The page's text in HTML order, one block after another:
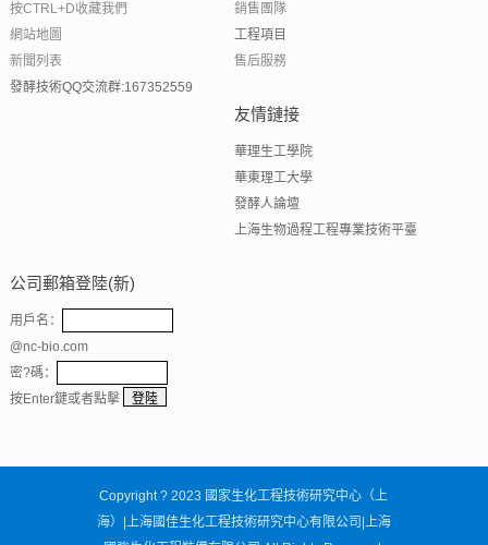
按CTRL+D收藏我們
網站地圖
新聞列表
發酵技術QQ交流群:167352559
銷售團隊
工程項目
售后服務
友情鏈接
華理生工學院
華東理工大學
發酵人論壇
上海生物過程工程專業技術平臺
公司郵箱登陸(新)
用戶名：
@nc-bio.com
密?碼：
按Enter鍵或者點擊
Copyright ? 2023 國家生化工程技術研究中心（上
海）|上海國佳生化工程技術研究中心有限公司|上海